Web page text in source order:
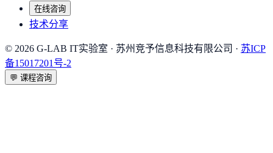
在线咨询
技术分享
© 2026 G-LAB IT实验室 · 苏州竞予信息科技有限公司 · 苏ICP
备15017201号-2
💬 课程咨询